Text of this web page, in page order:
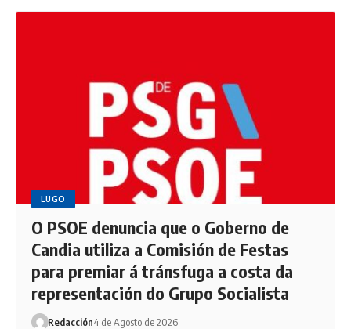
LUGO
O PSOE denuncia que o Goberno de
Candia utiliza a Comisión de Festas
para premiar á tránsfuga a costa da
representación do Grupo Socialista
Redacción4 de Agosto de 2026